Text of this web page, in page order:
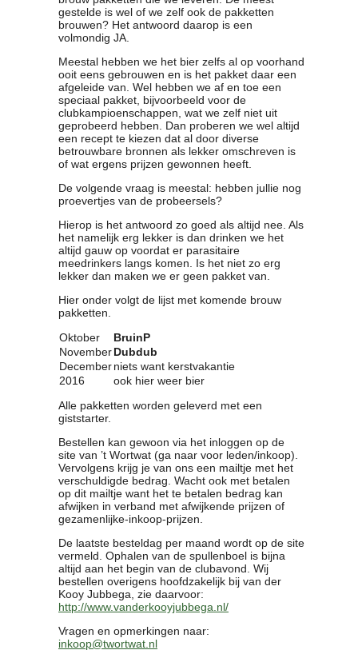
gestelde is wel of we zelf ook de pakketten
brouwen? Het antwoord daarop is een
volmondig JA.
Meestal hebben we het bier zelfs al op voorhand
ooit eens gebrouwen en is het pakket daar een
afgeleide van. Wel hebben we af en toe een
speciaal pakket, bijvoorbeeld voor de
clubkampioenschappen, wat we zelf niet uit
geprobeerd hebben. Dan proberen we wel altijd
een recept te kiezen dat al door diverse
betrouwbare bronnen als lekker omschreven is
of wat ergens prijzen gewonnen heeft.
De volgende vraag is meestal: hebben jullie nog
proevertjes van de probeersels?
Hierop is het antwoord zo goed als altijd nee. Als
het namelijk erg lekker is dan drinken we het
altijd gauw op voordat er parasitaire
meedrinkers langs komen. Is het niet zo erg
lekker dan maken we er geen pakket van.
Hier onder volgt de lijst met komende brouw
pakketten.
Oktober
BruinP
NovemberDubdub
Decemberniets want kerstvakantie
2016
ook hier weer bier
Alle pakketten worden geleverd met een
giststarter.
Bestellen kan gewoon via het inloggen op de
site van ’t Wortwat (ga naar voor leden/inkoop).
Vervolgens krijg je van ons een mailtje met het
verschuldigde bedrag. Wacht ook met betalen
op dit mailtje want het te betalen bedrag kan
afwijken in verband met afwijkende prijzen of
gezamenlijke-inkoop-prijzen.
De laatste besteldag per maand wordt op de site
vermeld. Ophalen van de spullenboel is bijna
altijd aan het begin van de clubavond. Wij
bestellen overigens hoofdzakelijk bij van der
Kooy Jubbega, zie daarvoor:
http://www.vanderkooyjubbega.nl/
Vragen en opmerkingen naar:
inkoop@twortwat.nl